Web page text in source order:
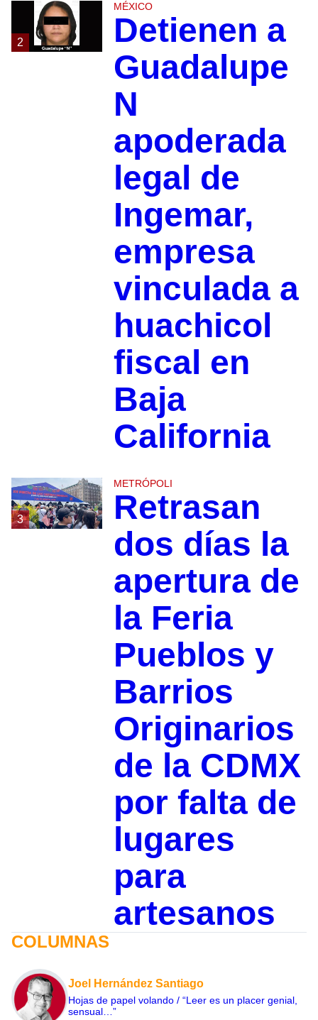
2
MÉXICO
Detienen a
Guadalupe
N
apoderada
legal de
Ingemar,
empresa
vinculada a
huachicol
fiscal en
Baja
California
3
METRÓPOLI
Retrasan
dos días la
apertura de
la Feria
Pueblos y
Barrios
Originarios
de la CDMX
por falta de
lugares
para
artesanos
COLUMNAS
Joel Hernández Santiago
Hojas de papel volando / “Leer es un placer genial,
sensual…”